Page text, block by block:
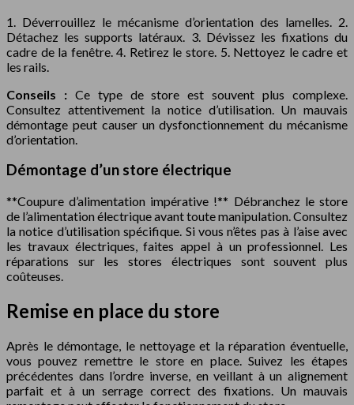
1. Déverrouillez le mécanisme d’orientation des lamelles. 2.
Détachez les supports latéraux. 3. Dévissez les fixations du
cadre de la fenêtre. 4. Retirez le store. 5. Nettoyez le cadre et
les rails.
Conseils : Ce type de store est souvent plus complexe.
Consultez attentivement la notice d’utilisation. Un mauvais
démontage peut causer un dysfonctionnement du mécanisme
d’orientation.
Démontage d’un store électrique
**Coupure d’alimentation impérative !** Débranchez le store
de l’alimentation électrique avant toute manipulation. Consultez
la notice d’utilisation spécifique. Si vous n’êtes pas à l’aise avec
les travaux électriques, faites appel à un professionnel. Les
réparations sur les stores électriques sont souvent plus
coûteuses.
Remise en place du store
Après le démontage, le nettoyage et la réparation éventuelle,
vous pouvez remettre le store en place. Suivez les étapes
précédentes dans l’ordre inverse, en veillant à un alignement
parfait et à un serrage correct des fixations. Un mauvais